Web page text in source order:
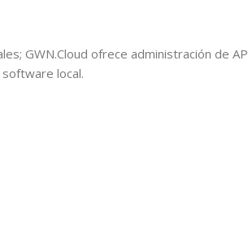
GWN.Cloud ofrece administración de AP
local.